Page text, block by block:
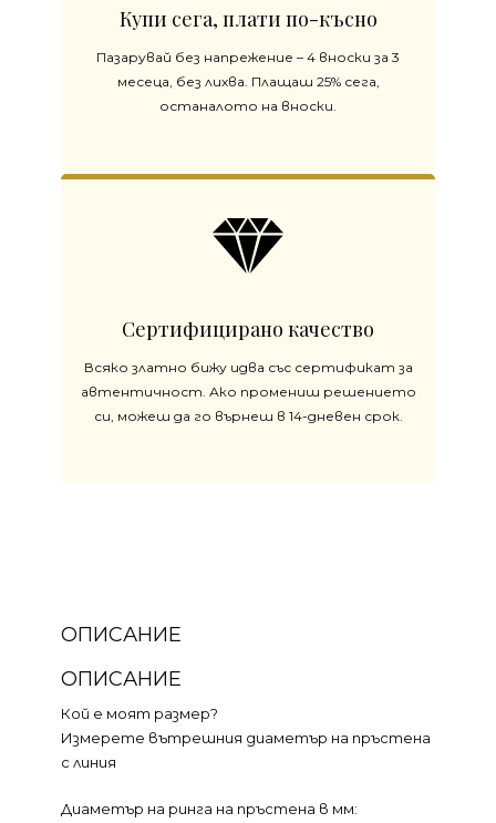
Купи сега, плати по-късно
Пазарувай без напрежение – 4 вноски за 3
месеца, без лихва. Плащаш 25% сега,
останалото на вноски.
Сертифицирано качество
Всяко златно бижу идва със сертификат за
автентичност. Ако промениш решението
си, можеш да го върнеш в 14-дневен срок.
ОПИСАНИЕ
ОПИСАНИЕ
Кой е моят размер?
Измерете вътрешния диаметър на пръстена
с линия
Диаметър на ринга на пръстена в мм: